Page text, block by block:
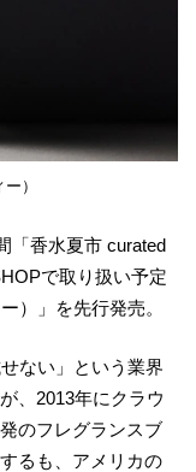
）
「香水夏市 curated
で取り扱い予定
）」を先行発売。
ない」という業界
、2013年にクラウ
のフレグランスブ
るも、アメリカの